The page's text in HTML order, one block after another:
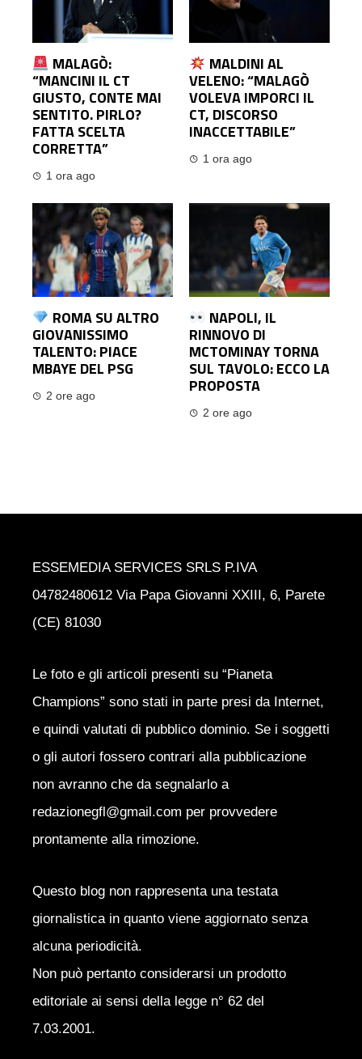
MALAGÒ:
“MANCINI IL CT
GIUSTO, CONTE MAI
SENTITO. PIRLO?
FATTA SCELTA
CORRETTA”
1 ora ago
MALDINI AL
VELENO: “MALAGÒ
VOLEVA IMPORCI IL
CT, DISCORSO
INACCETTABILE”
1 ora ago
ROMA SU ALTRO
GIOVANISSIMO
TALENTO: PIACE
MBAYE DEL PSG
2 ore ago
NAPOLI, IL
RINNOVO DI
MCTOMINAY TORNA
SUL TAVOLO: ECCO LA
PROPOSTA
2 ore ago
ESSEMEDIA SERVICES SRLS P.IVA
04782480612 Via Papa Giovanni XXIII, 6, Parete
(CE) 81030
Le foto e gli articoli presenti su “Pianeta
Champions” sono stati in parte presi da Internet,
e quindi valutati di pubblico dominio. Se i soggetti
o gli autori fossero contrari alla pubblicazione
non avranno che da segnalarlo a
redazionegfl@gmail.com per provvedere
prontamente alla rimozione.
Questo blog non rappresenta una testata
giornalistica in quanto viene aggiornato senza
alcuna periodicità.
Non può pertanto considerarsi un prodotto
editoriale ai sensi della legge n° 62 del
7.03.2001.